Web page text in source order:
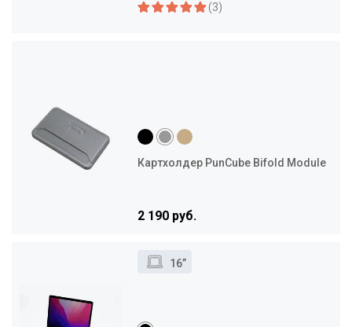
(3)
Картхолдер PunCube Bifold Module
2 190 руб.
16”